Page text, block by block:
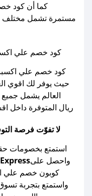
مستمرة تشمل مختلف
حيث يوفر لك اقوي
ريال المتوفرة داخل
واحصل على
كوبون خصم علي
واستمتع بتجربة